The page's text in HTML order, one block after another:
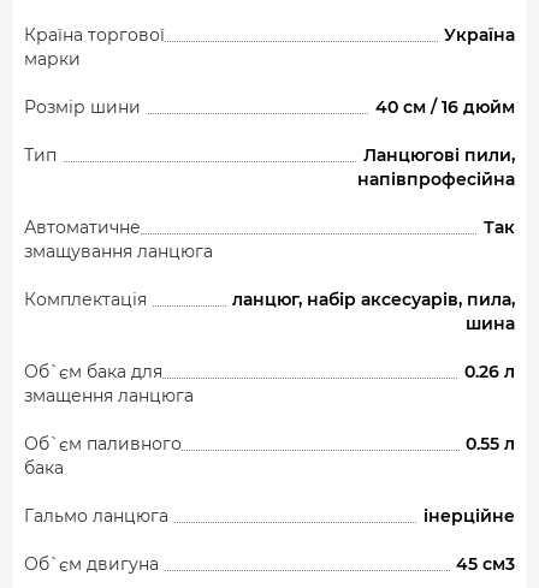
Країна торгової
марки
Україна
Розмір шини 40 см / 16 дюйм
Тип
Ланцюгові пили,
напівпрофесійна
Автоматичне
змащування ланцюга
Так
Комплектація
ланцюг, набір аксесуарів, пила,
шина
Об`єм бака для
змащення ланцюга
0.26 л
Об`єм паливного
бака
0.55 л
Гальмо ланцюга інерційне
Об`єм двигуна 45 см3